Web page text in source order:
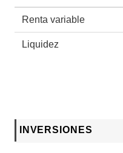
Renta variable
Liquidez
INVERSIONES